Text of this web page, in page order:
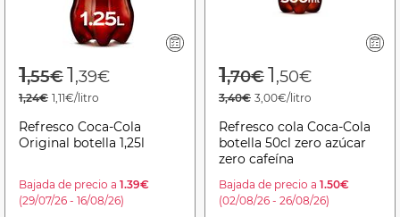
Price reduced from
1,55€to
1,39€
1,24€ 1,11€/litro
Refresco Coca-Cola
Original botella 1,25l
Bajada de precio a 1.39€
(29/07/26 - 16/08/26)
Price reduced
1,70€to
1,50€
3,40€ 3,00€/litro
Refresco cola Coca-Cola
botella 50cl zero azúcar
zero cafeína
Bajada de precio a 1.50€
(02/08/26 - 26/08/26)